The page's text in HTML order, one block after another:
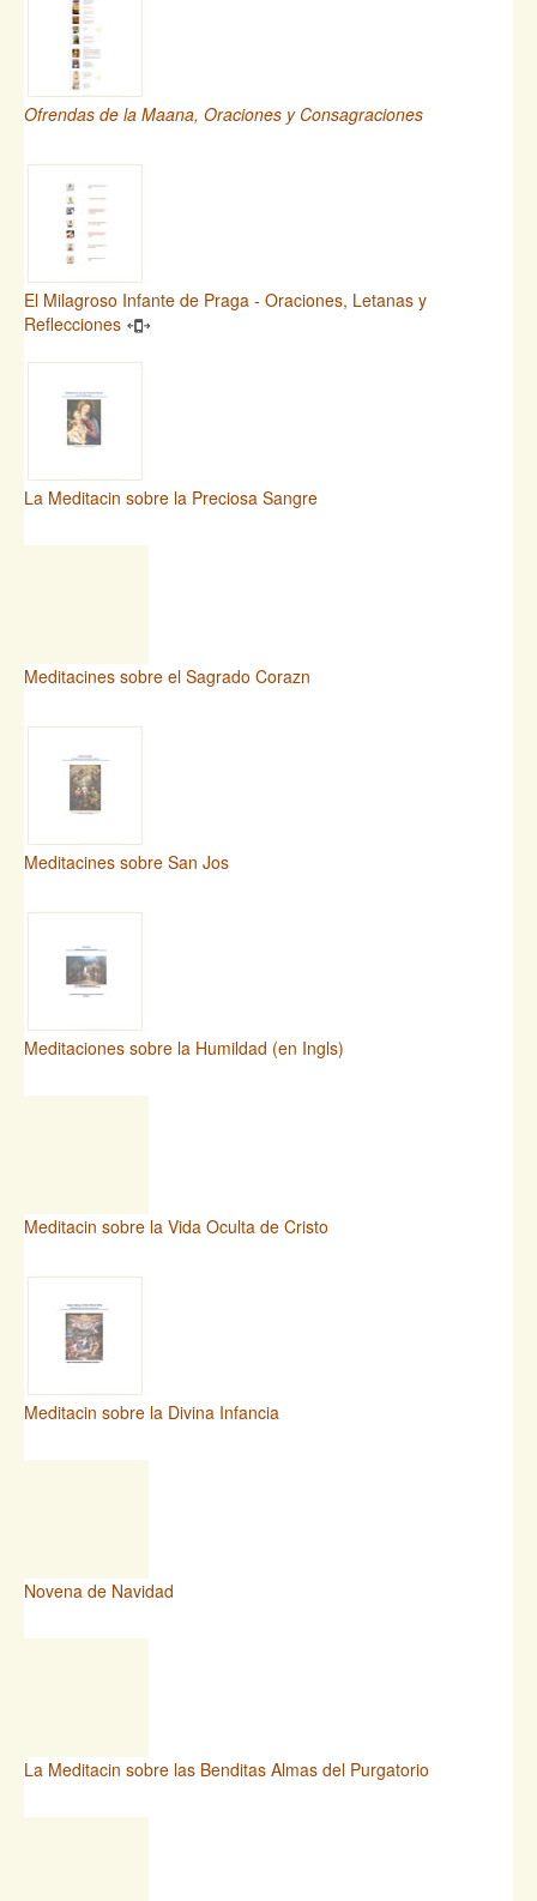
Ofrendas de la Maana, Oraciones y Consagraciones
El Milagroso Infante de Praga - Oraciones, Letanas y
Reflecciones
La Meditacin sobre la Preciosa Sangre
Meditacines sobre el Sagrado Corazn
Meditacines sobre San Jos
Meditaciones sobre la Humildad (en Ingls)
Meditacin sobre la Vida Oculta de Cristo
Meditacin sobre la Divina Infancia
Novena de Navidad
La Meditacin sobre las Benditas Almas del Purgatorio